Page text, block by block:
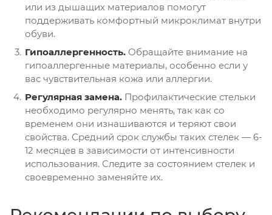
или из дышащих материалов помогут
поддерживать комфортный микроклимат внутри
обуви.
Гипоаллергенность. Обращайте внимание на
гипоаллергенные материалы, особенно если у
вас чувствительная кожа или аллергии.
Регулярная замена. Профилактические стельки
необходимо регулярно менять, так как со
временем они изнашиваются и теряют свои
свойства. Средний срок службы таких стелек — 6-
12 месяцев в зависимости от интенсивности
использования. Следите за состоянием стелек и
своевременно заменяйте их.